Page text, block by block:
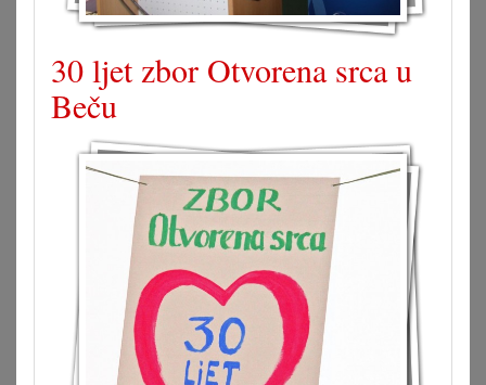
30 ljet zbor Otvorena srca u
Beču